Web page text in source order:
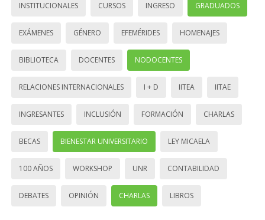
INSTITUCIONALES CURSOS INGRESO GRADUADOS
EXÁMENES GÉNERO EFEMÉRIDES HOMENAJES
BIBLIOTECA DOCENTES NODOCENTES
RELACIONES INTERNACIONALES I + D IITEA IITAE
INGRESANTES INCLUSIÓN FORMACIÓN CHARLAS
BECAS BIENESTAR UNIVERSITARIO LEY MICAELA
100 AÑOS WORKSHOP UNR CONTABILIDAD
DEBATES OPINIÓN CHARLAS LIBROS